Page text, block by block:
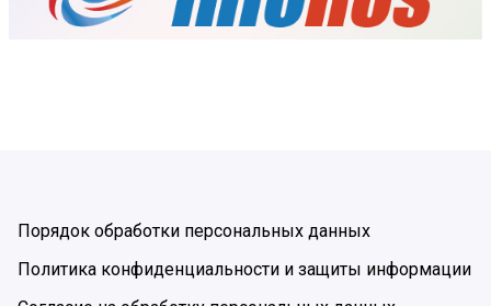
Порядок обработки персональных данных
Политика конфиденциальности и защиты информации